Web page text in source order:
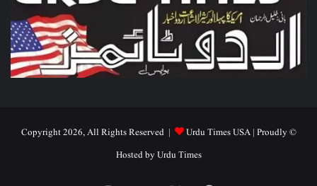
© Copyright 2026, All Rights Reserved |
Urdu Times USA| Proudly
Hosted byUrdu Times